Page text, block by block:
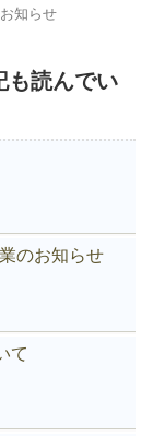
知らせ
も読んでい
のお知らせ
て